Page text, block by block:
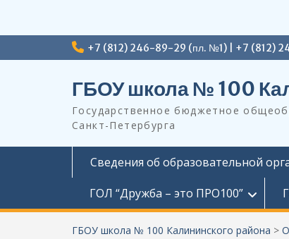
к
+7 (812) 246-89-29 (пл. №1) | +7 (812)
ГБОУ школа № 100
Государственное бюджетное
Санкт-Петербурга
Сведения об образовательной
ГОЛ “Дружба – это ПРО100”
ГБОУ школа № 100 Калининского района >